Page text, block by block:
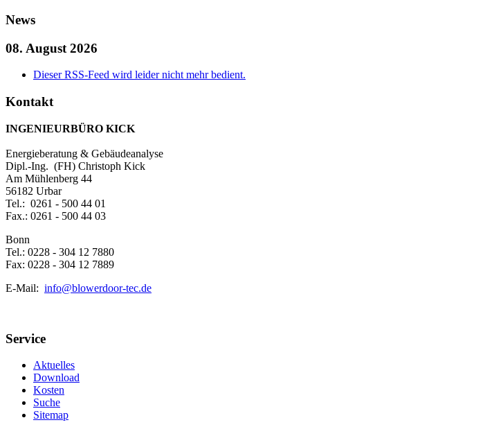
News
08. August 2026
Dieser RSS-Feed wird leider nicht mehr bedient.
Kontakt
INGENIEURBÜRO KICK
Energieberatung & Gebäudeanalyse
Dipl.-Ing. (FH) Christoph Kick
Am Mühlenberg 44
56182 Urbar
Tel.: 0261 - 500 44 01
Fax.: 0261 - 500 44 03
Bonn
Tel.: 0228 - 304 12 7880
Fax: 0228 - 304 12 7889
E-Mail: info@blowerdoor-tec.de
Service
Aktuelles
Download
Kosten
Suche
Sitemap